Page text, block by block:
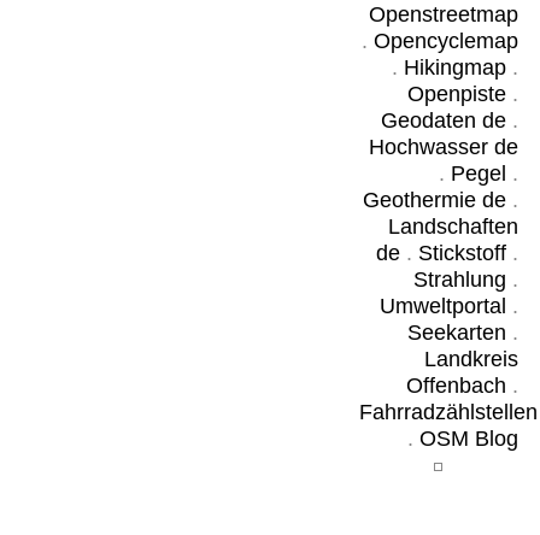
Openstreetmap
. Opencyclemap
. Hikingmap.
Openpiste.
Geodaten de.
Hochwasser de
. Pegel .
Geothermie de.
Landschaften
de. Stickstoff.
Strahlung .
Umweltportal .
Seekarten .
Landkreis
Offenbach .
Fahrradzählstellen
. OSM Blog